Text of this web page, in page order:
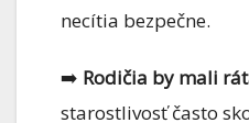
necítia bezpečne.
➡️ Rodičia by mali
starostlivosť často